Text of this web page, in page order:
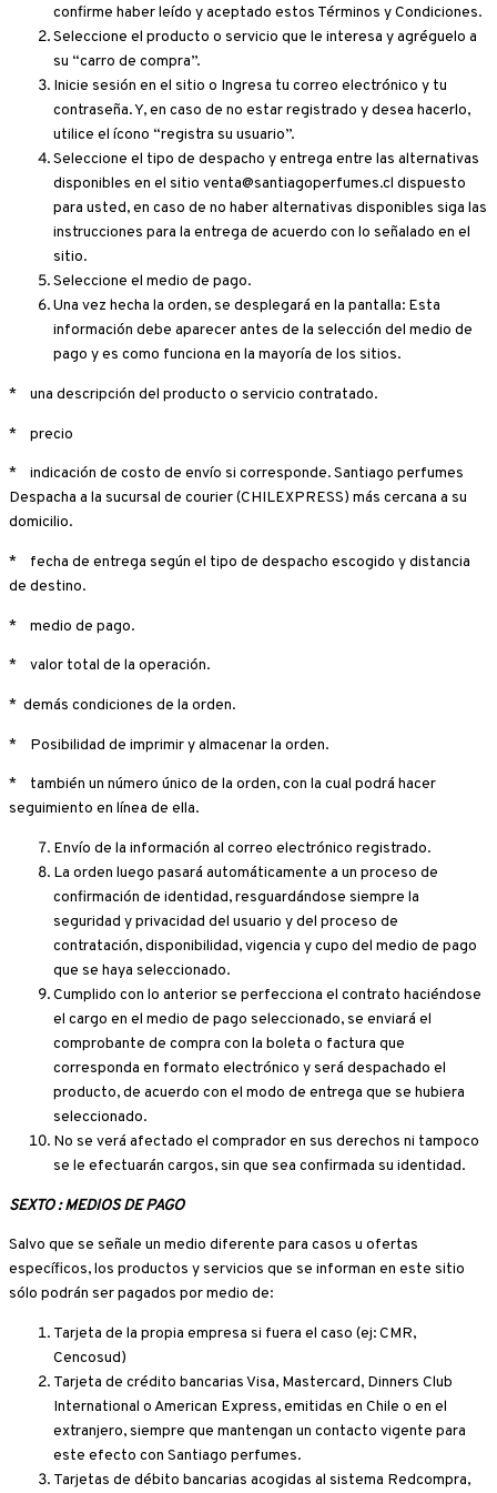
confirme haber leído y aceptado estos Términos y Condiciones.
Seleccione el producto o servicio que le interesa y agréguelo a
su “carro de compra”.
Inicie sesión en el sitio o Ingresa tu correo electrónico y tu
contraseña. Y, en caso de no estar registrado y desea hacerlo,
utilice el ícono “registra su usuario”.
Seleccione el tipo de despacho y entrega entre las alternativas
disponibles en el sitio venta@santiagoperfumes.cl dispuesto
para usted, en caso de no haber alternativas disponibles siga las
instrucciones para la entrega de acuerdo con lo señalado en el
sitio.
Seleccione el medio de pago.
Una vez hecha la orden, se desplegará en la pantalla: Esta
información debe aparecer antes de la selección del medio de
pago y es como funciona en la mayoría de los sitios.
* una descripción del producto o servicio contratado.
* precio
* indicación de costo de envío si corresponde. Santiago perfumes
Despacha a la sucursal de courier (CHILEXPRESS) más cercana a su
domicilio.
* fecha de entrega según el tipo de despacho escogido y distancia
de destino.
* medio de pago.
* valor total de la operación.
* demás condiciones de la orden.
* Posibilidad de imprimir y almacenar la orden.
* también un número único de la orden, con la cual podrá hacer
seguimiento en línea de ella.
Envío de la información al correo electrónico registrado.
La orden luego pasará automáticamente a un proceso de
confirmación de identidad, resguardándose siempre la
seguridad y privacidad del usuario y del proceso de
contratación, disponibilidad, vigencia y cupo del medio de pago
que se haya seleccionado.
Cumplido con lo anterior se perfecciona el contrato haciéndose
el cargo en el medio de pago seleccionado, se enviará el
comprobante de compra con la boleta o factura que
corresponda en formato electrónico y será despachado el
producto, de acuerdo con el modo de entrega que se hubiera
seleccionado.
No se verá afectado el comprador en sus derechos ni tampoco
se le efectuarán cargos, sin que sea confirmada su identidad.
SEXTO : MEDIOS DE PAGO
Salvo que se señale un medio diferente para casos u ofertas
específicos, los productos y servicios que se informan en este sitio
sólo podrán ser pagados por medio de:
Tarjeta de la propia empresa si fuera el caso (ej: CMR,
Cencosud)
Tarjeta de crédito bancarias Visa, Mastercard, Dinners Club
International o American Express, emitidas en Chile o en el
extranjero, siempre que mantengan un contacto vigente para
este efecto con Santiago perfumes.
Tarjetas de débito bancarias acogidas al sistema Redcompra,